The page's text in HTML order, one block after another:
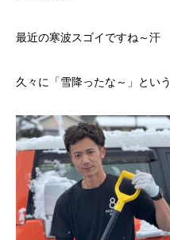
最近の寒波スゴイですね～汗
久々に「雪降ったな～」とい